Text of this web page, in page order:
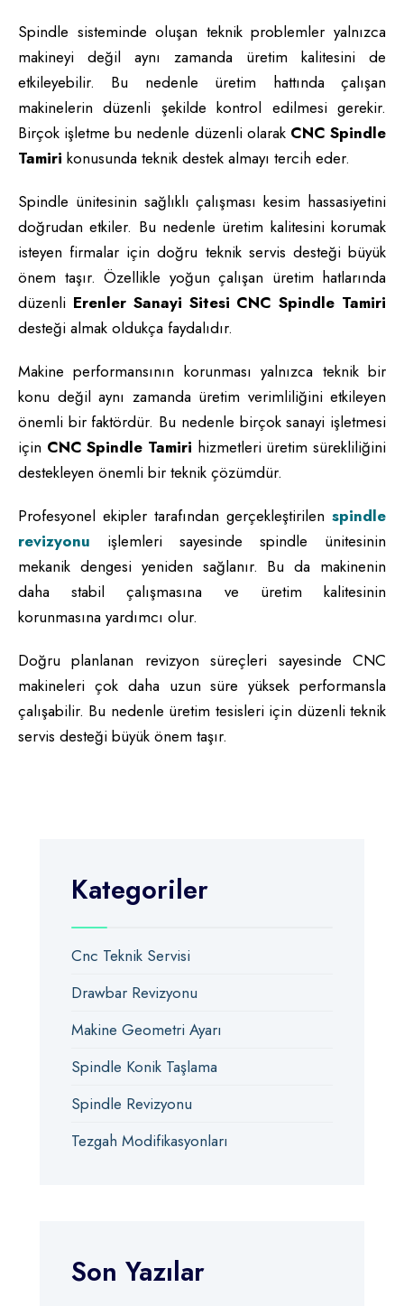
Spindle sisteminde oluşan teknik problemler yalnızca
makineyi değil aynı zamanda üretim kalitesini de
etkileyebilir. Bu nedenle üretim hattında çalışan
makinelerin düzenli şekilde kontrol edilmesi gerekir.
Birçok işletme bu nedenle düzenli olarak CNC Spindle
Tamiri konusunda teknik destek almayı tercih eder.
Spindle ünitesinin sağlıklı çalışması kesim hassasiyetini
doğrudan etkiler. Bu nedenle üretim kalitesini korumak
isteyen firmalar için doğru teknik servis desteği büyük
önem taşır. Özellikle yoğun çalışan üretim hatlarında
düzenli Erenler Sanayi Sitesi CNC Spindle Tamiri
desteği almak oldukça faydalıdır.
Makine performansının korunması yalnızca teknik bir
konu değil aynı zamanda üretim verimliliğini etkileyen
önemli bir faktördür. Bu nedenle birçok sanayi işletmesi
için CNC Spindle Tamiri hizmetleri üretim sürekliliğini
destekleyen önemli bir teknik çözümdür.
Profesyonel ekipler tarafından gerçekleştirilen spindle
revizyonu işlemleri sayesinde spindle ünitesinin
mekanik dengesi yeniden sağlanır. Bu da makinenin
daha stabil çalışmasına ve üretim kalitesinin
korunmasına yardımcı olur.
Doğru planlanan revizyon süreçleri sayesinde CNC
makineleri çok daha uzun süre yüksek performansla
çalışabilir. Bu nedenle üretim tesisleri için düzenli teknik
servis desteği büyük önem taşır.
Kategoriler
Cnc Teknik Servisi
Drawbar Revizyonu
Makine Geometri Ayarı
Spindle Konik Taşlama
Spindle Revizyonu
Tezgah Modifikasyonları
Son Yazılar